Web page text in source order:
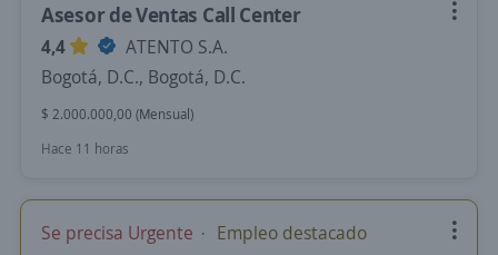
Asesor de Ventas Call Center
4,4
ATENTO S.A.
Bogotá, D.C., Bogotá, D.C.
$ 2.000.000,00 (Mensual)
Hace 11 horas
Se precisa Urgente Empleo destacado